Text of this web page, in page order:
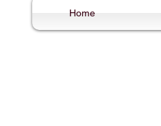
Home